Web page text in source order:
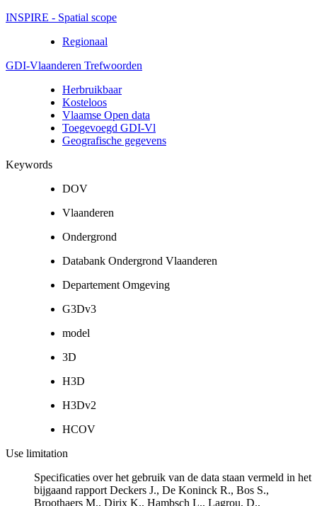
INSPIRE - Spatial scope
Regionaal
GDI-Vlaanderen Trefwoorden
Herbruikbaar
Kosteloos
Vlaamse Open data
Toegevoegd GDI-Vl
Geografische gegevens
Keywords
DOV
Vlaanderen
Ondergrond
Databank Ondergrond Vlaanderen
Departement Omgeving
G3Dv3
model
3D
H3D
H3Dv2
HCOV
Use limitation
Specificaties over het gebruik van de data staan vermeld in het
bijgaand rapport Deckers J., De Koninck R., Bos S.,
Broothaers M., Dirix K., Hambsch L., Lagrou, D.,